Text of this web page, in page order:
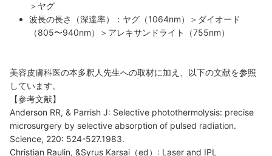
＞ヤグ
波長の長さ（深達率）：ヤグ（1064nm）＞ダイオード
（805〜940nm）＞アレキサンドライト（755nm）
美容皮膚科医の本多釈人先生への取材に加え、以下の文献を参照
しています。
【参考文献】
Anderson RR, & Parrish J: Selective photothermolysis: precise
microsurgery by selective absorption of pulsed radiation.
Science, 220: 524-527.1983.
Christian Raulin, &Syrus Karsai（ed）: Laser and IPL